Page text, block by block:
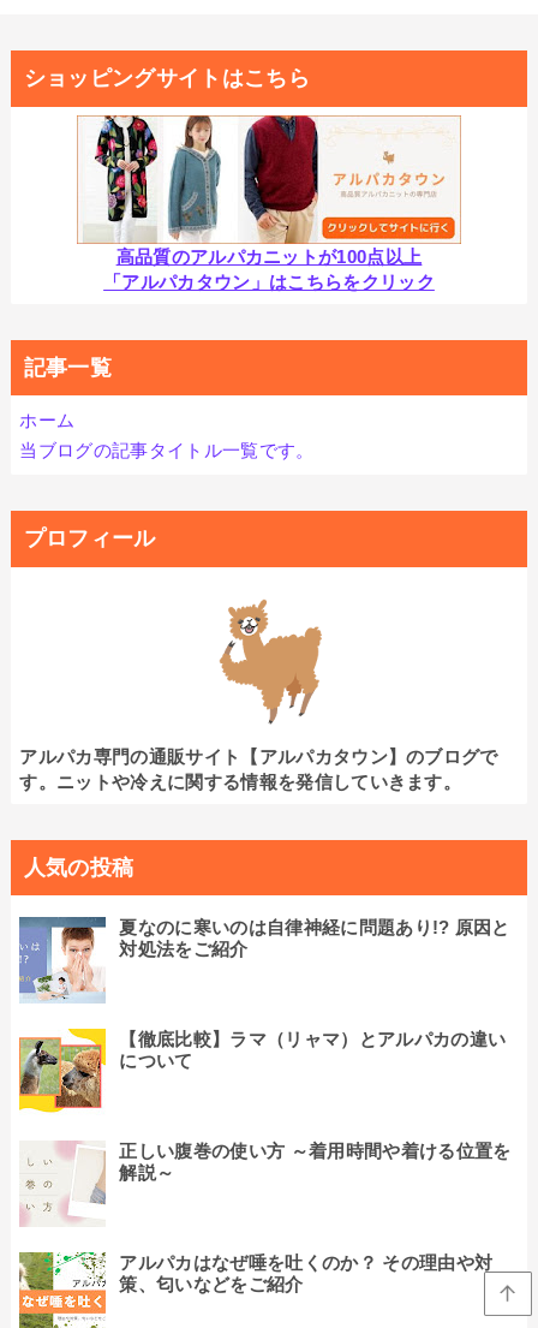
ショッピングサイトはこちら
高品質のアルパカニットが100点以上
「アルパカタウン」はこちらをクリック
記事一覧
ホーム
当ブログの記事タイトル一覧です。
プロフィール
アルパカ専門の通販サイト【アルパカタウン】のブログで
す。ニットや冷えに関する情報を発信していきます。
人気の投稿
夏なのに寒いのは自律神経に問題あり!? 原因と
対処法をご紹介
【徹底比較】ラマ（リャマ）とアルパカの違い
について
正しい腹巻の使い方 ～着用時間や着ける位置を
解説～
アルパカはなぜ唾を吐くのか？ その理由や対
策、匂いなどをご紹介